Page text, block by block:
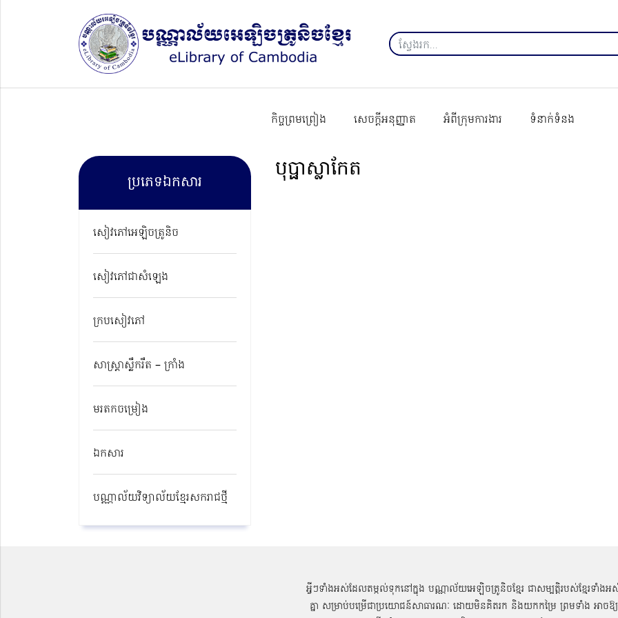
កិច្ចព្រមព្រៀង សេចក្ដីអនុញ្ញាត អំពីក្រុមការងារ ទំនាក់ទំនង
ប្រភេទឯកសារ
សៀវភៅអេឡិចត្រូនិច
សៀវភៅជាសំឡេង
ក្របសៀវភៅ
សាស្ត្រាស្លឹករឹត – ក្រាំង
មរតកចម្រៀង
ឯកសារ
បណ្ណាល័យវិទ្យាល័យខ្មែរសករាជថ្មី​
បុប្ផាស្លាកែត​
អ្វីៗទាំងអស់ដែលតម្កល់ទុកនៅក្នុង បណ្ណាល័យអេឡិចត្រូនិចខ្មែរ ជាសម្បតិ្តរបស់ខ្មែរទាំងអ
គ្នា សម្រាប់បម្រើជាប្រយោជន៍សាធារណៈ ដោយមិនគិតរក និងយកកម្រៃ ព្រមទាំង អាចឱ្យ